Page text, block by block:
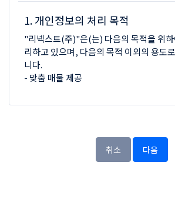
②"회원"이라 함은 회사의 "서비스"에 접
따라 "회사"와 이용계약을 체결하고 "회
비스"를 이용하는 고객을 말합니다.
③"아이디(ID)"라 함은 "회원"의 식별과 "
위하여 "회원"이 정하고 "회사"가 승인하
일 주소를 의미합니다.
는 "회원"임을 확인하고 비밀보호를 위
위 항에서 정의되지 않은 이 약관상의 용
인 거래관행에 의합니다.
1. 개인정보의 처리 목적
"리넥스트(주)"은(는) 다음의 목적을 위
리하고 있으며, 다음의 목적 이외의 용도
니다.
- 맞춤 매물 제공
- 회원제 서비스 제공, 개인식별, 네이버
에 대한 이용제한 조치, 서비스의 원활한
및 가입횟수 제한, 만14세 미만 아동 개인
대리인 동의여부 확인, 추후 법정 대리인
취소 다음